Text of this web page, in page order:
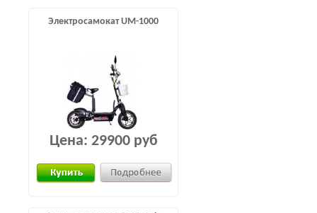
Электросамокат UM-1000
Цена: 29900 руб